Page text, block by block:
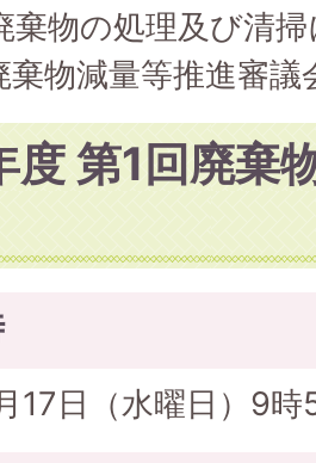
棄物の処理及び清
棄物減量等推進審
第1回廃棄
17日（水曜日）9